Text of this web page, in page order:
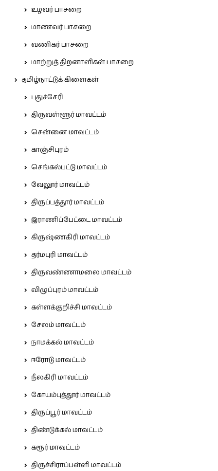
உழவர் பாசறை
மாணவர் பாசறை
வணிகர் பாசறை
மாற்றுத் திறனாளிகள் பாசறை
தமிழ்நாட்டுக் கிளைகள்
புதுச்சேரி
திருவள்ளூர் மாவட்டம்
சென்னை மாவட்டம்
காஞ்சிபுரம்
செங்கல்பட்டு மாவட்டம்
வேலூர் மாவட்டம்
திருப்பத்தூர் மாவட்டம்
இராணிப்பேட்டை மாவட்டம்
கிருஷ்ணகிரி மாவட்டம்
தர்மபுரி மாவட்டம்
திருவண்ணாமலை மாவட்டம்
விழுப்புரம் மாவட்டம்
கள்ளக்குறிச்சி மாவட்டம்
சேலம் மாவட்டம்
நாமக்கல் மாவட்டம்
ஈரோடு மாவட்டம்
நீலகிரி மாவட்டம்
கோயம்புத்தூர் மாவட்டம்
திருப்பூர் மாவட்டம்
திண்டுக்கல் மாவட்டம்
கரூர் மாவட்டம்
திருச்சிராப்பள்ளி மாவட்டம்